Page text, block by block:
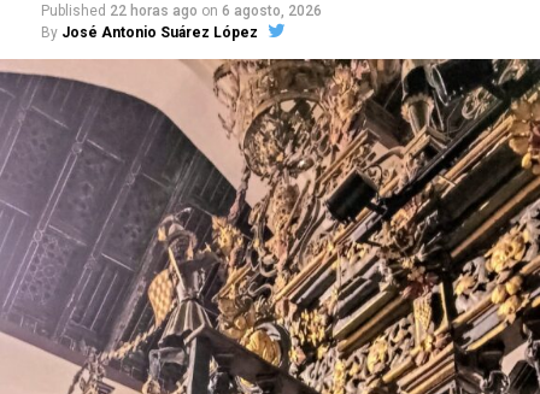
Published 22 horas ago on 6 agosto, 2026
By José Antonio Suárez López